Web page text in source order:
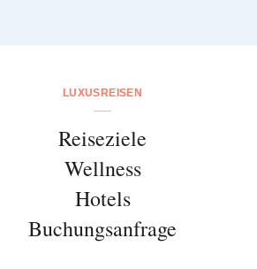
LUXUSREISEN
Reiseziele
Wellness
Hotels
Buchungsanfrage